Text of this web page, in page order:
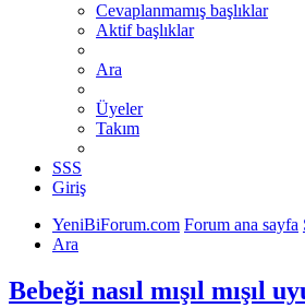
Cevaplanmamış başlıklar
Aktif başlıklar
Ara
Üyeler
Takım
SSS
Giriş
YeniBiForum.com Forum ana sayfa
Ara
Bebeği nasıl mışıl mışıl